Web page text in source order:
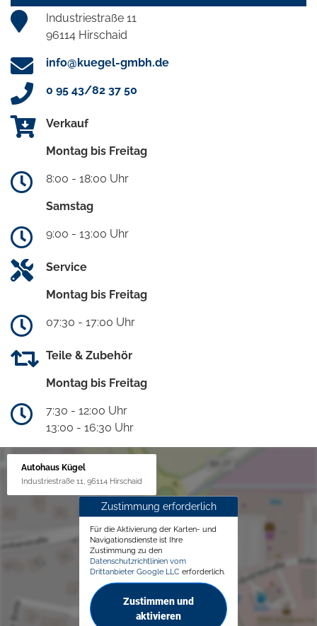
Industriestraße 11
96114 Hirschaid
info@kuegel-gmbh.de
0 95 43/82 37 50
Verkauf
Montag bis Freitag
8:00 - 18:00 Uhr
Samstag
9:00 - 13:00 Uhr
Service
Montag bis Freitag
07:30 - 17:00 Uhr
Teile & Zubehör
Montag bis Freitag
7:30 - 12:00 Uhr
13:00 - 16:30 Uhr
Autohaus Kügel
Industriestraße 11, 96114 Hirschaid
Zustimmung erforderlich
Für die Aktivierung der Karten- und
Navigationsdienste ist Ihre
Zustimmung zu den
Datenschutzrichtlinien vom
Drittanbieter Google LLC erforderlich.
Zustimmen und
aktivieren